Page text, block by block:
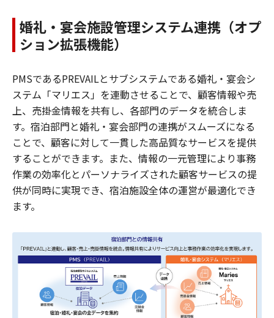
婚礼・宴会施設管理システム連携（オプ
ション拡張機能）
PMSであるPREVAILとサブシステムである婚礼・宴会シ
ステム「マリエス」を連動させることで、顧客情報や売
上、売掛金情報を共有し、各部門のデータを統合しま
す。宿泊部門と婚礼・宴会部門の連携がスムーズになる
ことで、顧客に対して一貫した高品質なサービスを提供
することができます。また、情報の一元管理により事務
作業の効率化とパーソナライズされた顧客サービスの提
供が同時に実現でき、宿泊施設全体の運営が最適化でき
ます。